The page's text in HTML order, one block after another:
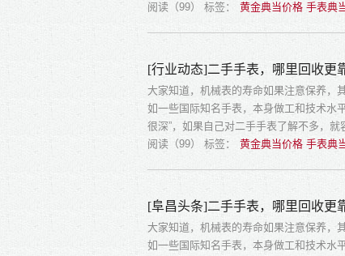
阅读（99） 标签： 黄金典当价格 手表典
[行业动态]二手手表，哪里回收更
大家知道，机械表的寿命如果注意保养，
如一些国际知名手表，本身做工和技术水
很深”，如果自己对二手手表了解不多，
阅读（99） 标签： 黄金典当价格 手表典
[阜昌头条]二手手表，哪里回收更
大家知道，机械表的寿命如果注意保养，
如一些国际知名手表，本身做工和技术水